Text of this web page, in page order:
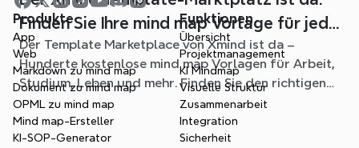
Finden Sie Ihre mind map Vorlage für jede
Situation
Der Template Marketplace von Xmind ist da –
Hunderte kostenlose mind map Vorlagen für Arbeit,
Studium, Leben und mehr. Finden Sie den richtigen
Einstieg und überspringen Sie das leere Blatt.
Produkte
App
Web
Markdown zu mind map
Dokument zu mind map
OPML zu mind map
Mind map-Ersteller
KI-SOP-Generator
Funktionen
Übersicht
Projektmanagement
KI Mindmap
Visuelle Struktur
Zusammenarbeit
Integration
Sicherheit